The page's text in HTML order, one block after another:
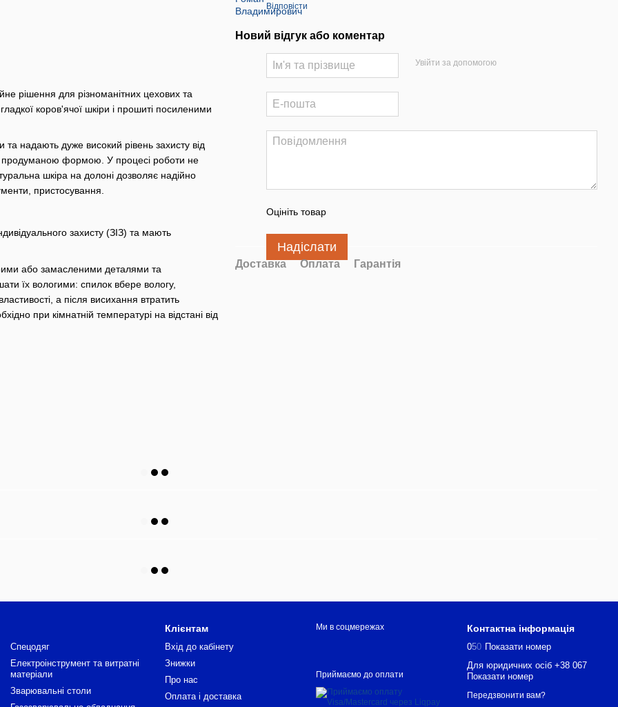
рішення для різноманітних цехових та
коров'ячої шкіри і прошиті посиленими
надають дуже високий рівень захисту від
продуманою формою. У процесі роботи не
шкіра на долоні дозволяє надійно
пристосування.
захисту (ЗІЗ) та мають
або замасленими деталями та
їх вологими: спилок вбере вологу,
а після висихання втратить
при кімнатній температурі на відстані від
Відповісти
Новий відгук або коментар
Увійти за допомогою
Оцініть товар
Надіслати
Доставка Оплата Гарантія
Спецодяг
Електроінструмент та витратні
матеріали
Зварювальні столи
Клієнтам
Вхід до кабінету
Знижки
Про нас
Оплата і доставка
Ми в соцмережах
Приймаємо до оплати
Контактна інформація
050 Показати номер
Для юридичних осіб +38 067
Показати номер
Передзвонити вам?